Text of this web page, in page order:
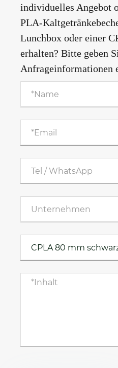
individuelles Angebot
PLA-
Lunchbox oder einer
erhalten? Bitte geben
Anfrageinformationen